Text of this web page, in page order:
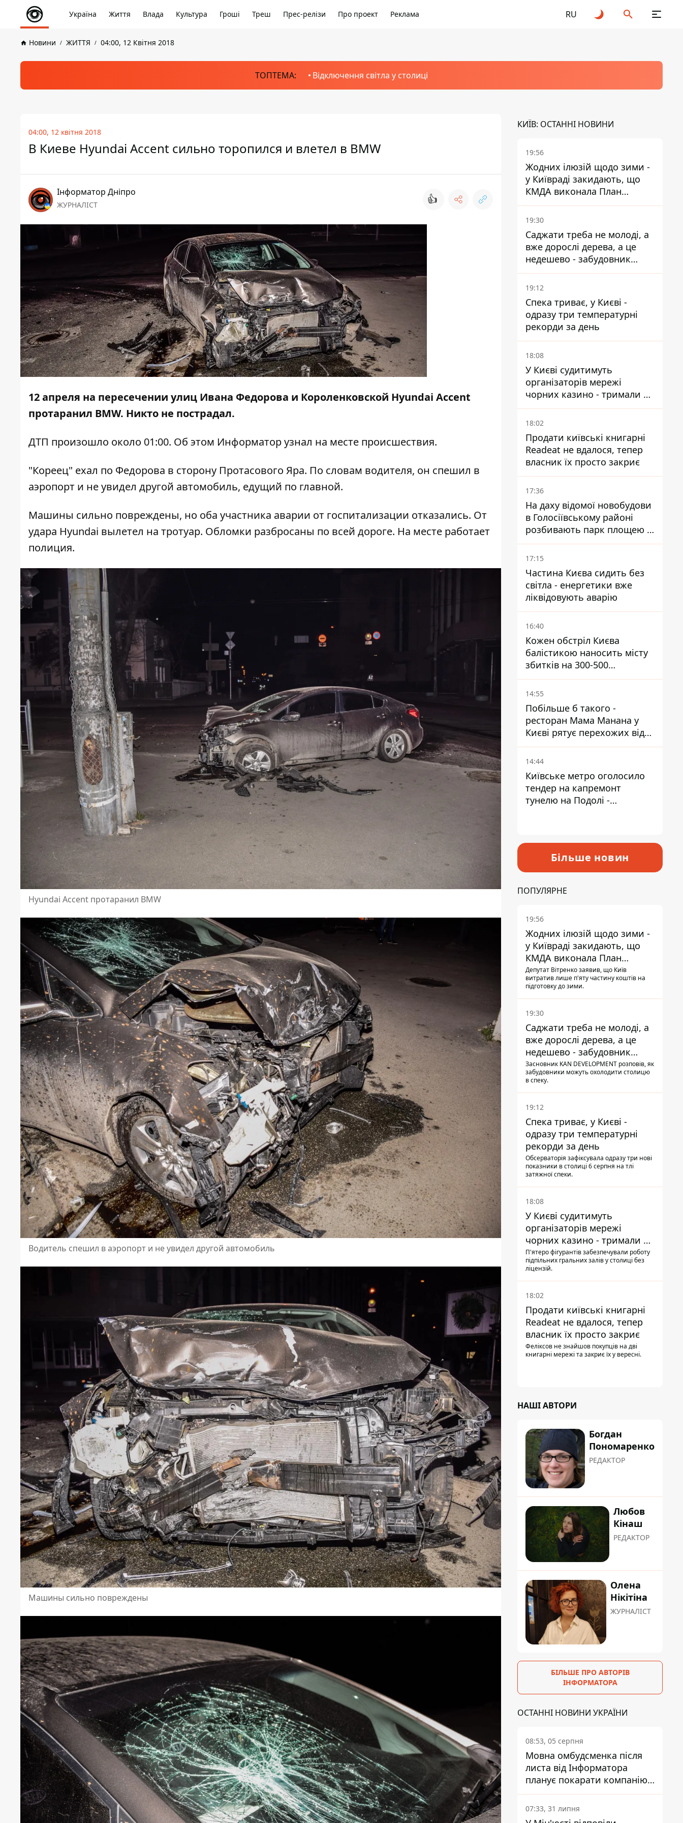
Україна Життя Влада Культура Гроші Треш Прес-релізи Про проект Реклама RU
Новини ЖИТТЯ 04:00, 12 Квітня 2018
ТОПТЕМА: Відключення світла у столиці
04:00, 12 квітня 2018
В Киеве Hyundai Accent сильно торопился и влетел в BMW
Інформатор Дніпро
ЖУРНАЛІСТ 👍
12 апреля на пересечении улиц Ивана Федорова и Короленковской Hyundai Accent
протаранил BMW. Никто не пострадал.
ДТП произошло около 01:00. Об этом Информаторузнал на месте происшествия.
"Кореец" ехал по Федорова в сторону Протасового Яра. По словам водителя, он спешил в
аэропорт и не увидел другой автомобиль, едущий по главной.
Машины сильно повреждены, но оба участника аварии от госпитализации отказались. От
удара Hyundai вылетел на тротуар. Обломки разбросаны по всей дороге. На месте работает
полиция.
Hyundai Accent протаранил BMW
Водитель спешил в аэропорт и не увидел другой автомобиль
Машины сильно повреждены
КИЇВ: ОСТАННІ НОВИНИ
19:56
Жодних ілюзій щодо зими -
у Київраді закидають, що
КМДА виконала План
стійкості на 20%
19:30
Саджати треба не молоді, а
вже дорослі дерева, а це
недешево - забудовник
Ніконов
19:12
Спека триває, у Києві -
одразу три температурні
рекорди за день
18:08
У Києві судитимуть
організаторів мережі
чорних казино - тримали 39
закладів
18:02
Продати київські книгарні
Readeat не вдалося, тепер
власник їх просто закриє
17:36
На даху відомої новобудови
в Голосіївському районі
розбивають парк площею в
гектар
17:15
Частина Києва сидить без
світла - енергетики вже
ліквідовують аварію
16:40
Кожен обстріл Києва
балістикою наносить місту
збитків на 300-500
мільйонів - Петро
Пантелеєв
14:55
Побільше б такого -
ресторан Мама Манана у
Києві рятує перехожих від
спеки
14:44
Київське метро оголосило
тендер на капремонт
тунелю на Подолі -
Більше новин
ПОПУЛЯРНЕ
19:56
Жодних ілюзій щодо зими -
у Київраді закидають, що
КМДА виконала План
стійкості на 20%
Депутат Вітренко заявив, що Київ
витратив лише п'яту частину коштів на
підготовку до зими.
19:30
Саджати треба не молоді, а
вже дорослі дерева, а це
недешево - забудовник
Ніконов
Засновник KAN DEVELOPMENT розповів, як
забудовники можуть охолодити столицю
в спеку.
19:12
Спека триває, у Києві -
одразу три температурні
рекорди за день
Обсерваторія зафіксувала одразу три нові
показники в столиці 6 серпня на тлі
затяжної спеки.
18:08
У Києві судитимуть
організаторів мережі
чорних казино - тримали 39
закладів
П'ятеро фігурантів забезпечували роботу
підпільних гральних залів у столиці без
ліцензій.
18:02
Продати київські книгарні
Readeat не вдалося, тепер
власник їх просто закриє
Феліксов не знайшов покупців на дві
книгарні мережі та закриє їх у вересні.
НАШІ АВТОРИ
Богдан
Пономаренко
РЕДАКТОР
Любов
Кінаш
РЕДАКТОР
Олена
Нікітіна
ЖУРНАЛІСТ
БІЛЬШЕ ПРО АВТОРІВ
ІНФОРМАТОРА
ОСТАННІ НОВИНИ УКРАЇНИ
08:53, 05 серпня
Мовна омбудсменка після
листа від Інформатора
планує покарати компанію-
підрядника ПриватБанку
07:33, 31 липня